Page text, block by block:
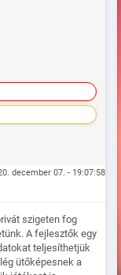
december 07. - 19:07:58
szigeten fog
A fejlesztők egy
teljesíthetjük
ütőképesnek a